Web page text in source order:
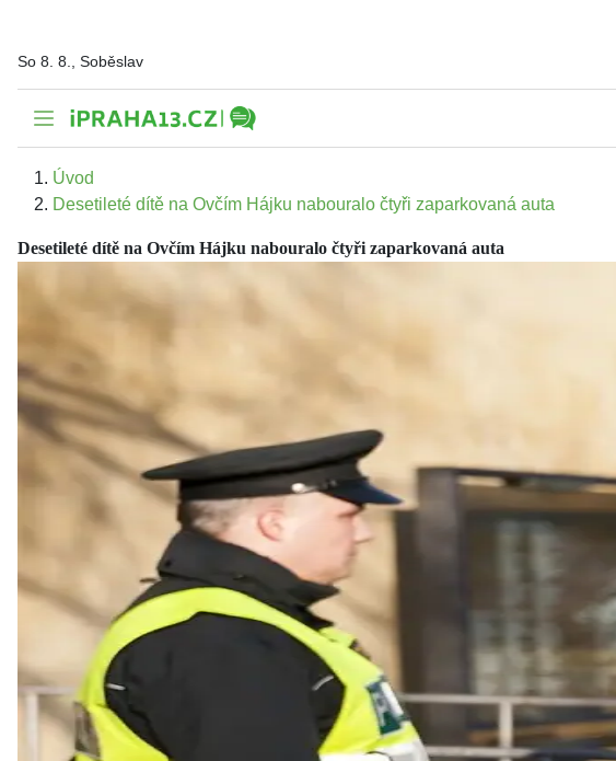
So 8. 8., Soběslav
Úvod
Desetileté dítě na Ovčím Hájku nabouralo čtyři zaparkovaná auta
Desetileté dítě na Ovčím Hájku nabouralo čtyři zaparkovaná auta